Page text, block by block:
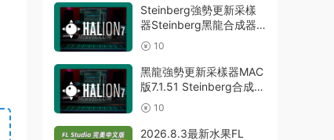
Steinberg強勢更新采樣
器Steinberg黑龍合成器
HALion v7.5.0 WIN
10
黑龍強勢更新采樣器MAC
版7.1.51 Steinberg合成器
Steinberg HALion
v7.1.51 MAC
10
2026.8.3最新水果FL